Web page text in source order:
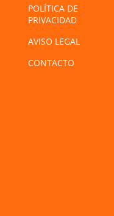
POLÍTICA DE
PRIVACIDAD
AVISO LEGAL
CONTACTO